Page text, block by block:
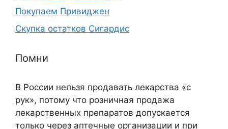
Покупаем Привиджен
Скупка остатков Сигардис
Помни
В России нельзя продавать лекарства «с
рук», потому что розничная продажа
лекарственных препаратов допускается
только через аптечные организации и при